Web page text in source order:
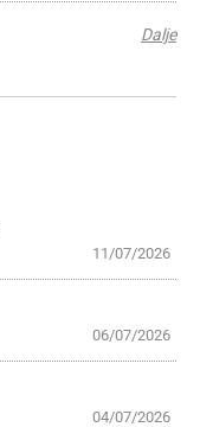
Dalje
11/07/2026
06/07/2026
04/07/2026